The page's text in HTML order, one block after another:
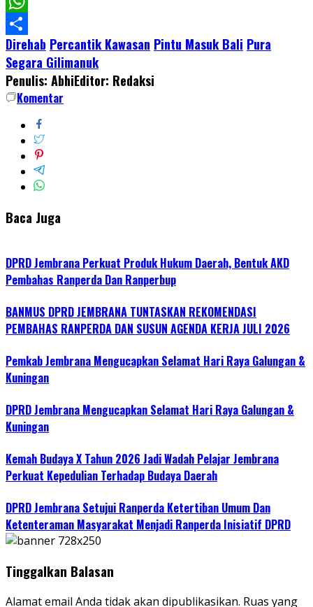
WhatsApp
Share
Direhab Percantik Kawasan Pintu Masuk Bali Pura
Segara Gilimanuk
Penulis: AbhiEditor: Redaksi
Komentar
Baca Juga
DPRD Jembrana Perkuat Produk Hukum Daerah, Bentuk AKD
Pembahas Ranperda Dan Ranperbup
BANMUS DPRD JEMBRANA TUNTASKAN REKOMENDASI
PEMBAHAS RANPERDA DAN SUSUN AGENDA KERJA JULI 2026
Pemkab Jembrana Mengucapkan Selamat Hari Raya Galungan &
Kuningan
DPRD Jembrana Mengucapkan Selamat Hari Raya Galungan &
Kuningan
Kemah Budaya X Tahun 2026 Jadi Wadah Pelajar Jembrana
Perkuat Kepedulian Terhadap Budaya Daerah
DPRD Jembrana Setujui Ranperda Ketertiban Umum Dan
Ketenteraman Masyarakat Menjadi Ranperda Inisiatif DPRD
Tinggalkan Balasan
Alamat email Anda tidak akan dipublikasikan. Ruas yang